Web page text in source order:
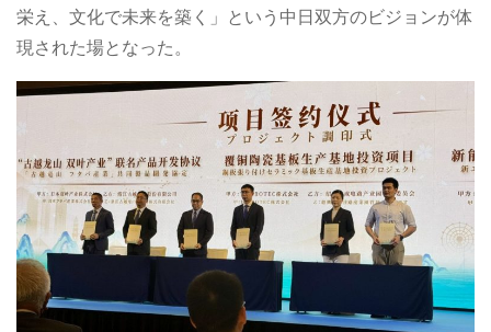
栄え、文化で未来を築く」という中日双方のビジョンが体
現された場となった。